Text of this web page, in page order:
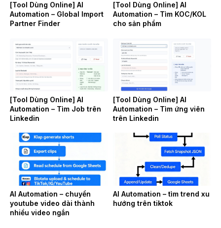
[Tool Dùng Online] AI
Automation – Global Import
Partner Finder
[Tool Dùng Online] AI
Automation – Tìm KOC/KOL
cho sản phẩm
[Tool Dùng Online] AI
Automation – Tìm Job trên
Linkedin
[Tool Dùng Online] AI
Automation – Tìm ứng viên
trên Linkedin
AI Automation – chuyển
youtube video dài thành
nhiều video ngắn
AI Automation – tìm trend xu
hướng trên tiktok